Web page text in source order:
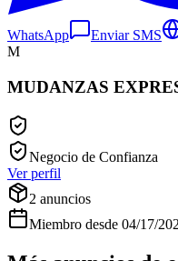
WhatsApp Enviar SMS
M
MUDANZAS
Negocio de Confianza
Ver perfil
2 anuncios
Miembro desde 04/17/